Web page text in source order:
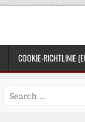
COOKIE-RICHTLINIE
Search
for: